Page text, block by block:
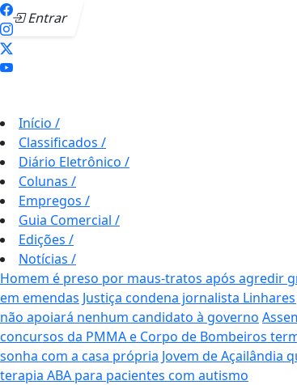
Entrar
Início /
Classificados /
Diário Eletrônico /
Colunas /
Empregos /
Guia Comercial /
Edições /
Notícias /
Homem é preso por maus-tratos após agredir
em emendas Justiça condena jornalista
não apoiará nenhum candidato à governo
concursos da PMMA e Corpo de Bombeiros
sonha com a casa própria Jovem de Açailândia
terapia ABA para pacientes com autismo